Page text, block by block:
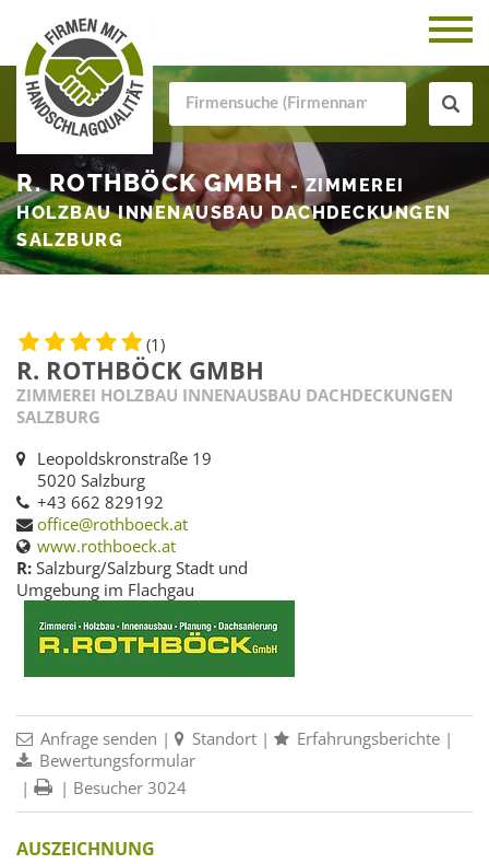
R. ROTHBÖCK GMBH- ZIMMEREI
HOLZBAU INNENAUSBAU DACHDECKUNGEN
SALZBURG
(1)
R. ROTHBÖCK GMBH
ZIMMEREI HOLZBAU INNENAUSBAU DACHDECKUNGEN
SALZBURG
Leopoldskronstraße 19
5020 Salzburg
+43 662 829192
office@rothboeck.at
www.rothboeck.at
R: Salzburg/Salzburg Stadt und
Umgebung im Flachgau
Anfrage senden | Standort | Erfahrungsberichte |
Bewertungsformular
|
| Besucher 3024
AUSZEICHNUNG